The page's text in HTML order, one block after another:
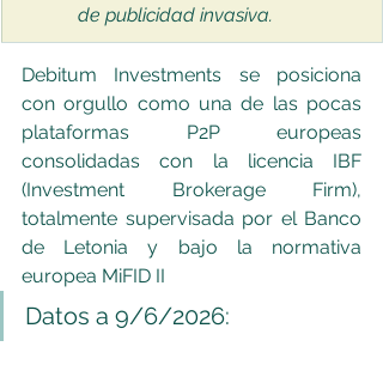
de publicidad invasiva.
Debitum Investments se posiciona
con orgullo como una de las pocas
plataformas P2P europeas
consolidadas con la licencia IBF
(Investment Brokerage Firm),
totalmente supervisada por el Banco
de Letonia y bajo la normativa
europea MiFID II
Datos a 9/6/2026: